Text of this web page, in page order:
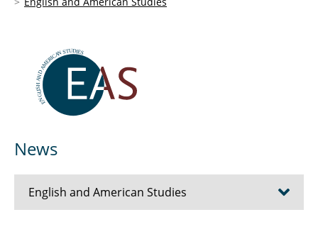
News
English and American Studies